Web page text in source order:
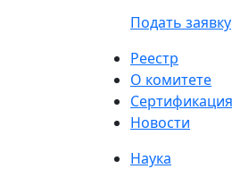
Подать заявку
Реестр
О комитете
Сертификация
Новости
Наука